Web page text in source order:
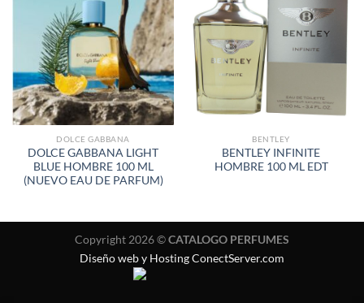
AÑADIR
A LA
LISTA
DE
DESEOS
DOLCE GABBANA
DOLCE GABBANA LIGHT
BLUE HOMBRE 100 ML
(NUEVO EAU DE PARFUM)
AÑADIR
A LA
LISTA
DE
DESEOS
BENTLEY
BENTLEY INFINITE
HOMBRE 100 ML EDT
Copyright 2026 ©CATALOGO PERFUMES
Diseño web y Hosting ConectServer.com